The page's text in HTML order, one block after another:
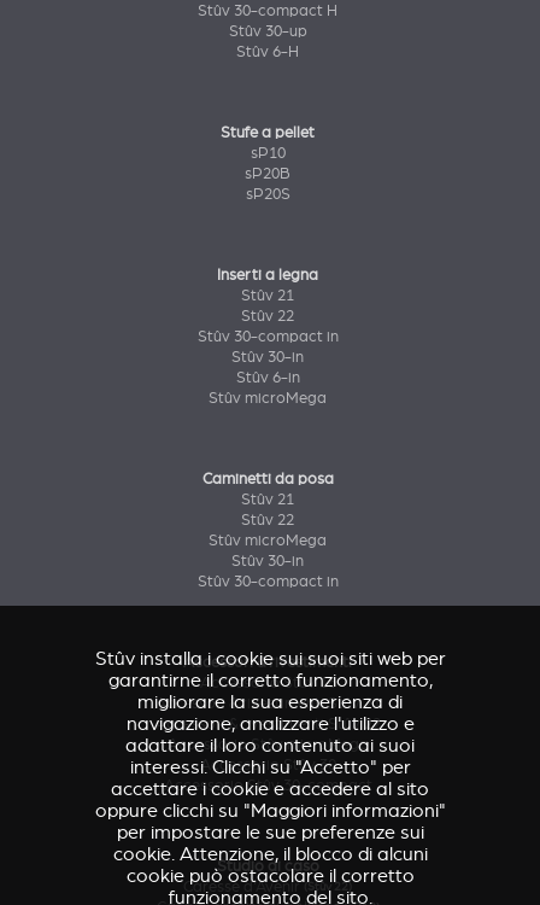
Stûv 30-compact H
Stûv 30-up
Stûv 6-H
Stufe a pellet
sP10
sP20B
sP20S
Inserti a legna
Stûv 21
Stûv 22
Stûv 30-compact in
Stûv 30-in
Stûv 6-in
Stûv microMega
Caminetti da posa
Stûv 21
Stûv 22
Stûv microMega
Stûv 30-in
Stûv 30-compact in
Accessori & rivestimenti
Accessorio Stûv 16
Accessori & rivestimenti Stûv 21
Accessori & rivestimenti Stûv 22
Accessorio Stûv microMega
Accessorio Stûv 30
Accessorio Stûv 30-compact
Studio di caso
Caresse d'Avenir
Stûv installa i cookie sui suoi siti web per
garantirne il corretto funzionamento,
migliorare la sua esperienza di
navigazione, analizzare l'utilizzo e
adattare il loro contenuto ai suoi
interessi. Clicchi su "Accetto" per
accettare i cookie e accedere al sito
oppure clicchi su "Maggiori informazioni"
per impostare le sue preferenze sui
cookie. Attenzione, il blocco di alcuni
cookie può ostacolare il corretto
funzionamento del sito.